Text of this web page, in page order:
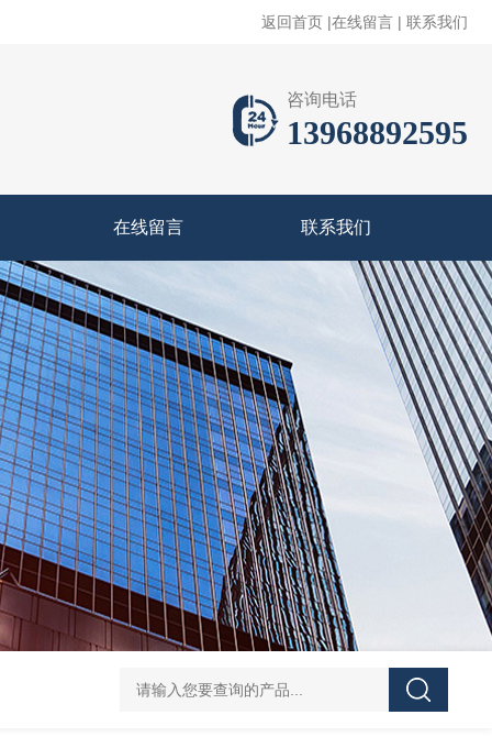
返回首页 |在线留言 | 联系我们
咨询电话
13968892595
在线留言 联系我们
防水防腐检修插座箱 4回路带漏电防爆照明配电箱